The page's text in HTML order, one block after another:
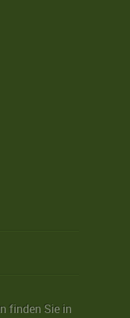
finden Sie in